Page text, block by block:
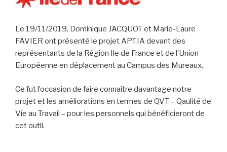
Le 19/11/2019, Dominique JACQUOT et Marie-Laure
FAVIER ont présenté le projet APT.IA devant des
représentants de la Région Ile de France et de l’Union
Européenne en déplacement au Campus des Mureaux.
Ce fut l’occasion de faire connaître davantage notre
projet et les améliorations en termes de QVT – Qaulité de
Vie au Travail – pour les personnels qui bénéficieront de
cet outil.